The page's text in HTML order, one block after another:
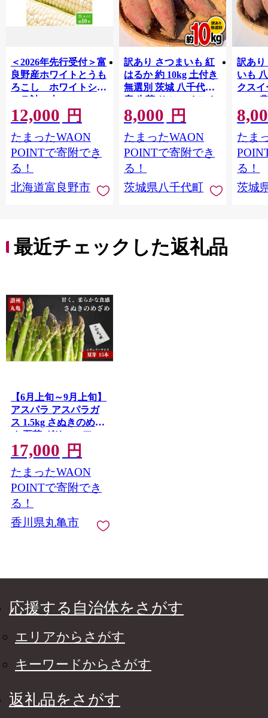
＜2026年先行受付＞富
良野産ホワイトとうも
ろこし ホワイトショ
コラ計10本
【1678459】
12,000 円
たまったWAON
POINTで寄附でき
る！
北海道富良野市
訳あり さつまいも 紅
はるか 約 10kg 土付き
無選別 茨城 八千代町
産 生芋 サツマイモ さ
つま芋 焼き芋 やきい
も 芋 イモ 野菜 不揃い
規格外 長期熟成 おや
つ デザート 秋 旬 農家
直送 【 先行予約 2026
年10月下旬以降発送
】 [AX010ya]
8,000 円
たまったWAON
POINTで寄附でき
る！
茨城県八千代町
訳あり
いも
クス
10kg
モ 芋
ート 秋 【 先行
2026
送 】
たま
る！
茨城
最近チェックした返礼品
【6月上旬～9月上旬】
アスパラ アスパラガ
ス 1.5kg さぬきのめざ
め 夏芽 グリーンアス
パラ グリーンアスパ
ラガス 野菜 やさい ベ
ジタブル 食物繊維 先
行予約 期間限定 香川
県 丸亀市
17,000 円
たまったWAON
POINTで寄附でき
る！
香川県丸亀市
応援する自治体をさがす
エリアからさがす
キーワードからさがす
返礼品をさがす